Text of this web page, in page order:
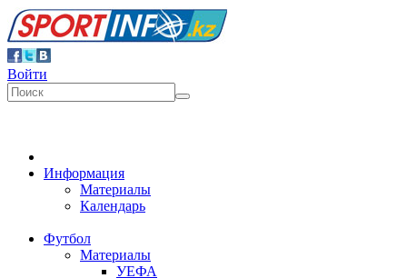
Войти
Информация
Материалы
Календарь
Футбол
Материалы
УЕФА